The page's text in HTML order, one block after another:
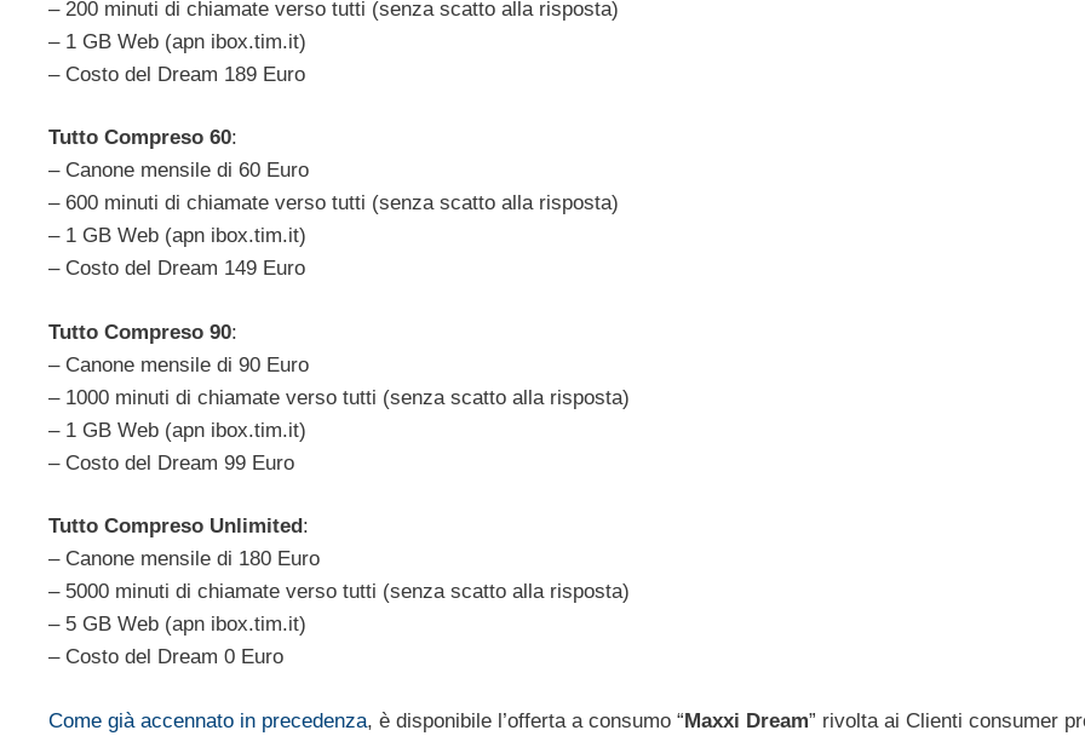
– 200 minuti di chiamate verso tutti (senza scatto alla risposta)
– 1 GB Web (apn ibox.tim.it)
– Costo del Dream 189 Euro
Tutto Compreso 60:
– Canone mensile di 60 Euro
– 600 minuti di chiamate verso tutti (senza scatto alla risposta)
– 1 GB Web (apn ibox.tim.it)
– Costo del Dream 149 Euro
Tutto Compreso 90:
– Canone mensile di 90 Euro
– 1000 minuti di chiamate verso tutti (senza scatto alla risposta)
– 1 GB Web (apn ibox.tim.it)
– Costo del Dream 99 Euro
Tutto Compreso Unlimited:
– Canone mensile di 180 Euro
– 5000 minuti di chiamate verso tutti (senza scatto alla risposta)
– 5 GB Web (apn ibox.tim.it)
– Costo del Dream 0 Euro
Come già accennato in precedenza, è disponibile l’offerta a consumo “Maxxi Dream” rivolta ai Clienti consumer